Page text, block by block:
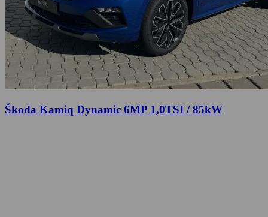
Škoda Kamiq Dynamic 6MP 1,0TSI / 85kW